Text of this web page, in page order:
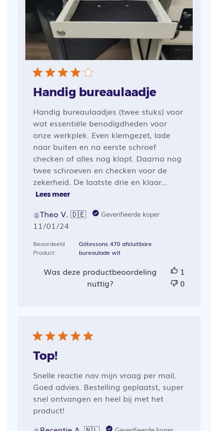
Handig bureaulaadje
Handig bureaulaadjes (twee stuks) voor
wat essentiële benodigdheden voor
onze werkplek. Even klemgezet, lade
naar buiten en na eerste schroef
checken of alles nog klopt. Daarna nog
twee schroeven en checken voor de
zekerheid. De laatste drie en klaar...
Lees meer
Theo V. 🇩🇪 Geverifieerde koper
Publicatiedatum
11/01/24
Beoordeeld
Product:
Götessons 470 afsluitbare
bureaulade wit
Was deze productbeoordeling
nuttig?
1
0
Top!
Snelle reactie nav mijn vraag per mail.
Goed advies. Bestelling geplaatst, super
snel ontvangen en heel bij met het
product!